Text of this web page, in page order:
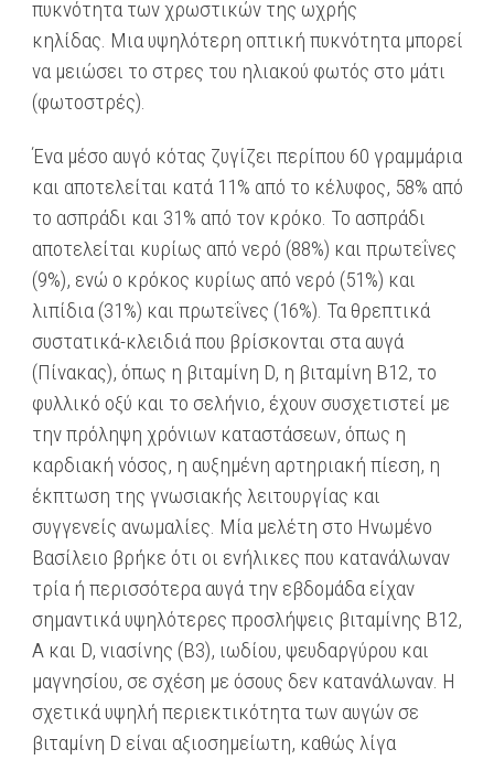
πυκνότητα των χρωστικών της ωχρής
κηλίδας. Μια υψηλότερη οπτική πυκνότητα μπορεί
να μειώσει το στρες του ηλιακού φωτός στο μάτι
(φωτοστρές).
Ένα μέσο αυγό κότας ζυγίζει περίπου 60 γραμμάρια
και αποτελείται κατά 11% από το κέλυφος, 58% από
το ασπράδι και 31% από τον κρόκο. Το ασπράδι
αποτελείται κυρίως από νερό (88%) και πρωτεΐνες
(9%), ενώ ο κρόκος κυρίως από νερό (51%) και
λιπίδια (31%) και πρωτεΐνες (16%). Τα θρεπτικά
συστατικά-κλειδιά που βρίσκονται στα αυγά
(Πίνακας), όπως η βιταμίνη D, η βιταμίνη Β12, το
φυλλικό οξύ και το σελήνιο, έχουν συσχετιστεί με
την πρόληψη χρόνιων καταστάσεων, όπως η
καρδιακή νόσος, η αυξημένη αρτηριακή πίεση, η
έκπτωση της γνωσιακής λειτουργίας και
συγγενείς ανωμαλίες. Μία μελέτη στο Ηνωμένο
Βασίλειο βρήκε ότι οι ενήλικες που κατανάλωναν
τρία ή περισσότερα αυγά την εβδομάδα είχαν
σημαντικά υψηλότερες προσλήψεις βιταμίνης Β12,
Α και D, νιασίνης (Β3), ιωδίου, ψευδαργύρου και
μαγνησίου, σε σχέση με όσους δεν κατανάλωναν. Η
σχετικά υψηλή περιεκτικότητα των αυγών σε
βιταμίνη D είναι αξιοσημείωτη, καθώς λίγα